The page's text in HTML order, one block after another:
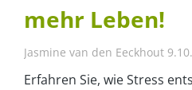
mehr Leben!
Jasmine van den Eeckhout
Erfahren Sie, wie Stress